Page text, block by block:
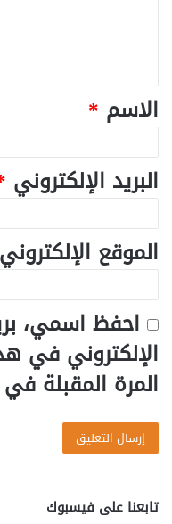
الاسم *
البريد الإلكتروني
الموقع الإلكتروني
احفظ اسمي،
الإلكتروني في
المرة المقبلة
تابعنا على فيسبوك